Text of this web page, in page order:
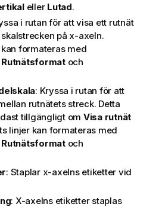
eller Lutad.
i rutan för att visa ett rutnät
på x-axeln.
formateras med
Rutnätsformat och
: Kryssa i rutan för att
rutnätets streck. Detta
tillgängligt om Visa rutnät
linjer kan formateras med
Rutnätsformat och
: Staplar x-axelns etiketter vid
: X-axelns etiketter staplas